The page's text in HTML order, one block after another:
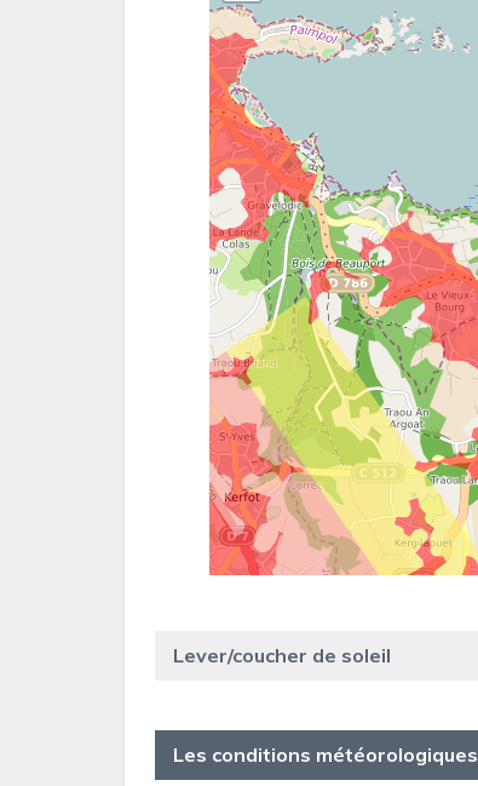
Lever/coucher de soleil
Les conditions météorologiques